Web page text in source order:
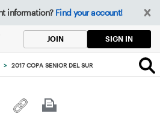
information? Find your account!
JOIN SIGN IN
> 2017 COPA SENIOR DEL SUR